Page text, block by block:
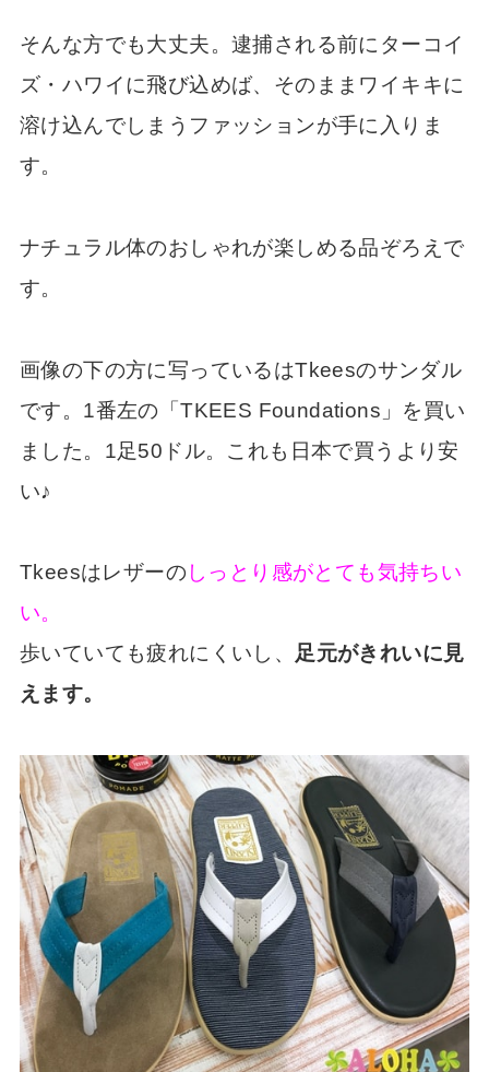
そんな方でも大丈夫。逮捕される前にターコイ
ズ・ハワイに飛び込めば、そのままワイキキに
溶け込んでしまうファッションが手に入りま
す。
ナチュラル体のおしゃれが楽しめる品ぞろえで
す。
画像の下の方に写っているはTkeesのサンダル
です。1番左の「TKEES Foundations」を買い
ました。1足50ドル。これも日本で買うより安
い♪
Tkeesはレザーのしっとり感がとても気持ちい
い。
歩いていても疲れにくいし、 足元がきれいに見
えます。